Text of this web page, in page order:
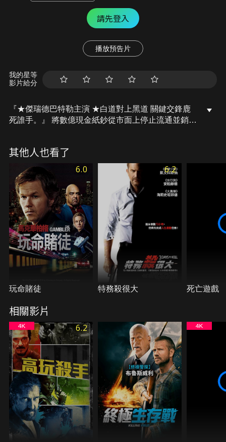
請先登入
播放預告片
我的星等
影片給分
『★傑瑞德巴特勒主演 ★白道對上黑道 關鍵交鋒鹿
死誰手。』 將數億現金紙鈔從市面上停止流通並銷
己有。前科累累的他們，早已被不擇手段、屢破大案
的警探尼克福藍根盯上，在這樣風聲鶴唳的狀況下，
他們有可能完成這筆「生意」嗎？最黑的警探遇上最
狂的搶匪，黑白兩道超激火拼，誰才能制霸世界？這
「絕對不可能被搶」的銀行又是否會被攻破？
其他人也看了
6.0
玩命賭徒
6.2
特務殺很大 死亡遊戲
相關影片
6.2